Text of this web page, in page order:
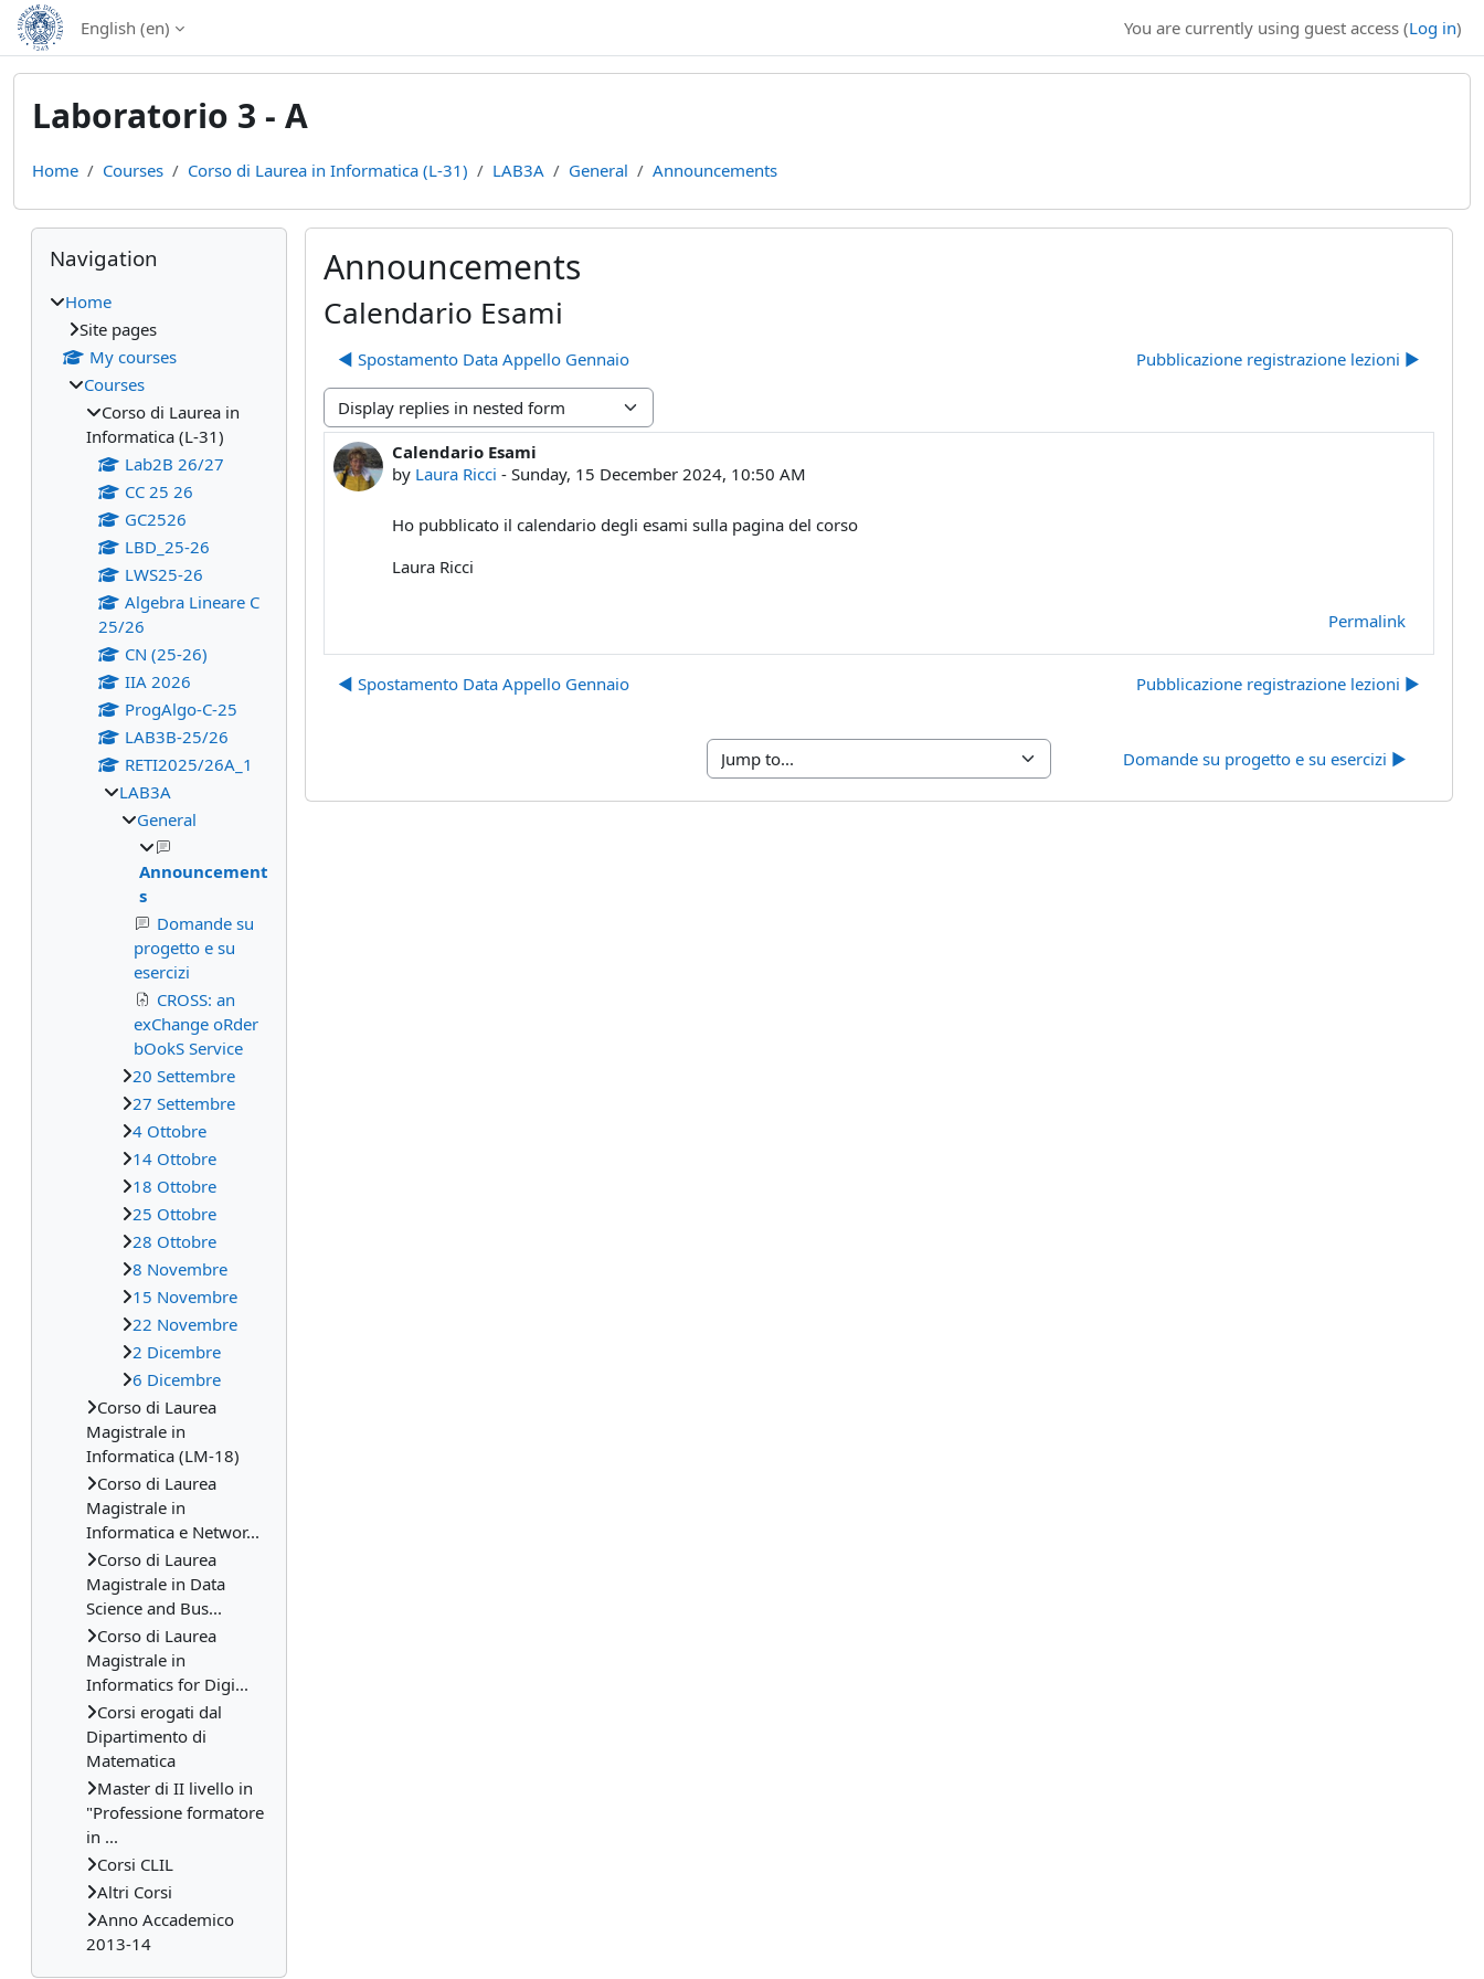
Skip to main content
English ‎(en)‎ You are currently using guest access (Log in)
Laboratorio 3 - A
Home Courses Corso di Laurea in Informatica (L-31) LAB3A General Announcements
Announcements
Calendario Esami
◀︎ Spostamento Data Appello Gennaio Pubblicazione registrazione lezioni ▶︎
Display mode
Calendario Esami
by Laura Ricci - Sunday, 15 December 2024, 10:50 AM
Number of replies: 0
Ho pubblicato il calendario degli esami sulla pagina del corso
Laura Ricci
Permalink
◀︎ Spostamento Data Appello Gennaio Pubblicazione registrazione lezioni ▶︎
Jump to... Domande su progetto e su esercizi ▶︎
Blocks
Skip Navigation
Navigation
Home
Site pages
My courses
Courses
Corso di Laurea in
Informatica (L-31)
Lab2B 26/27
CC 25 26
GC2526
LBD_25-26
LWS25-26
Algebra Lineare C
25/26
CN (25-26)
IIA 2026
ProgAlgo-C-25
LAB3B-25/26
RETI2025/26A_1
LAB3A
General
Announcement
s
Domande su
progetto e su
esercizi
CROSS: an
exChange oRder
bOokS Service
20 Settembre
27 Settembre
4 Ottobre
14 Ottobre
18 Ottobre
25 Ottobre
28 Ottobre
8 Novembre
15 Novembre
22 Novembre
2 Dicembre
6 Dicembre
Corso di Laurea
Magistrale in
Informatica (LM-18)
Corso di Laurea
Magistrale in
Informatica e Networ...
Corso di Laurea
Magistrale in Data
Science and Bus...
Corso di Laurea
Magistrale in
Informatics for Digi...
Corsi erogati dal
Dipartimento di
Matematica
Master di II livello in
"Professione formatore
in ...
Corsi CLIL
Altri Corsi
Anno Accademico
2013-14